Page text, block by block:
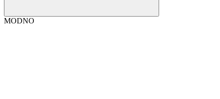
MODNO